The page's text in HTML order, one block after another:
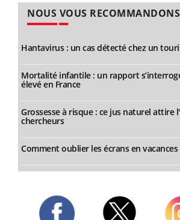
NOUS VOUS RECOMMANDONS
Hantavirus : un cas détecté chez un
Mortalité infantile : un rapport
élevé en France
Grossesse à risque : ce jus naturel attire
chercheurs
Comment oublier les écrans en vacances